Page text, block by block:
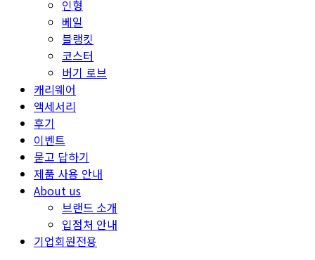
인형
베일
블랭킷
코스터
버기 로브
캐리웨어
액세서리
후기
이벤트
묻고 답하기
제품 사용 안내
About us
브랜드 소개
입점처 안내
기업회원전용